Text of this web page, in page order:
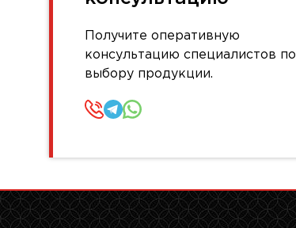
Получите оперативную
консультацию специалистов по
выбору продукции.